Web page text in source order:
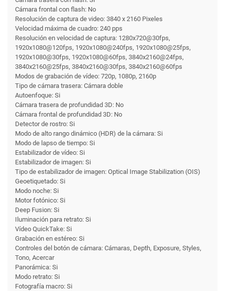
Cámara frontal con flash: No
Resolución de captura de video: 3840 x 2160 Pixeles
Velocidad máxima de cuadro: 240 pps
Resolución en velocidad de captura: 1280x720@30fps,
1920x1080@120fps, 1920x1080@240fps, 1920x1080@25fps,
1920x1080@30fps, 1920x1080@60fps, 3840x2160@24fps,
3840x2160@25fps, 3840x2160@30fps, 3840x2160@60fps
Modos de grabación de vídeo: 720p, 1080p, 2160p
Tipo de cámara trasera: Cámara doble
Autoenfoque: Si
Cámara trasera de profundidad 3D: No
Cámara frontal de profundidad 3D: No
Detector de rostro: Si
Modo de alto rango dinámico (HDR) de la cámara: Si
Modo de lapso de tiempo: Si
Estabilizador de vídeo: Si
Estabilizador de imagen: Si
Tipo de estabilizador de imagen: Optical Image Stabilization (OIS)
Geoetiquetado: Si
Modo noche: Si
Motor fotónico: Si
Deep Fusion: Si
Iluminación para retrato: Si
Vídeo QuickTake: Si
Grabación en estéreo: Si
Controles del botón de cámara: Cámaras, Depth, Exposure, Styles,
Tono, Acercar
Panorámica: Si
Modo retrato: Si
Fotografía macro: Si